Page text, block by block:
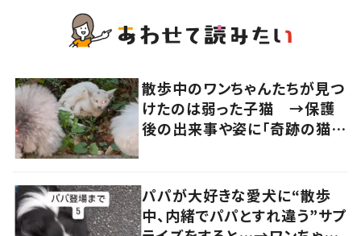
散歩中のワンちゃんたちが見つ
けたのは弱った子猫 →保護
後の出来事や姿に「奇跡の猫ち
パパが大好きな愛犬に“散歩
中、内緒でパパとすれ違う”サプ